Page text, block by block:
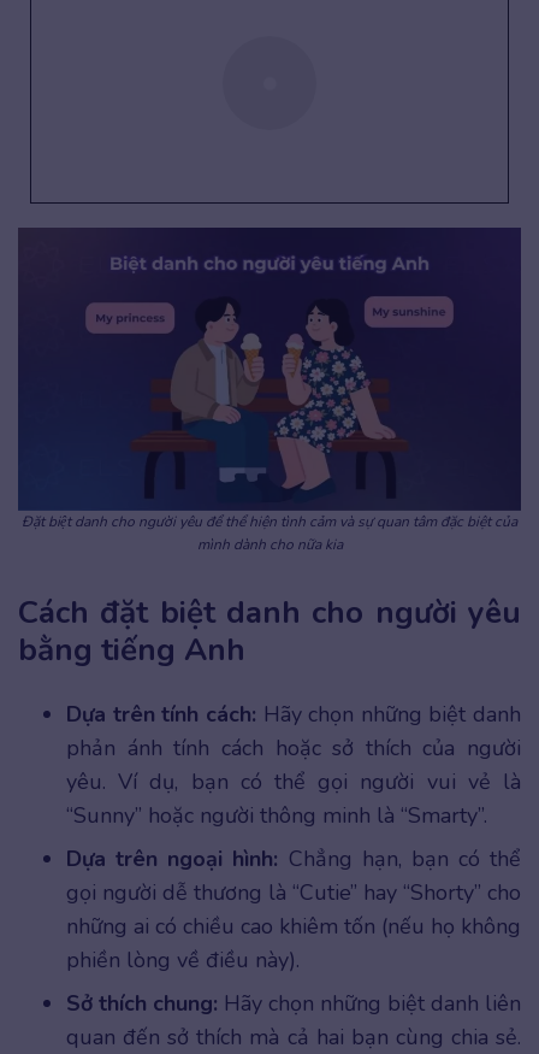
Đặt biệt danh cho người yêu để thể hiện tình cảm và sự quan tâm đặc biệt của
mình dành cho nữa kia
Cách đặt biệt danh cho người yêu
bằng tiếng Anh
Dựa trên tính cách: Hãy chọn những biệt danh
phản ánh tính cách hoặc sở thích của người
yêu. Ví dụ, bạn có thể gọi người vui vẻ là
“Sunny” hoặc người thông minh là “Smarty”.
Dựa trên ngoại hình: Chẳng hạn, bạn có thể
gọi người dễ thương là “Cutie” hay “Shorty” cho
những ai có chiều cao khiêm tốn (nếu họ không
phiền lòng về điều này).
Sở thích chung: Hãy chọn những biệt danh liên
quan đến sở thích mà cả hai bạn cùng chia sẻ.